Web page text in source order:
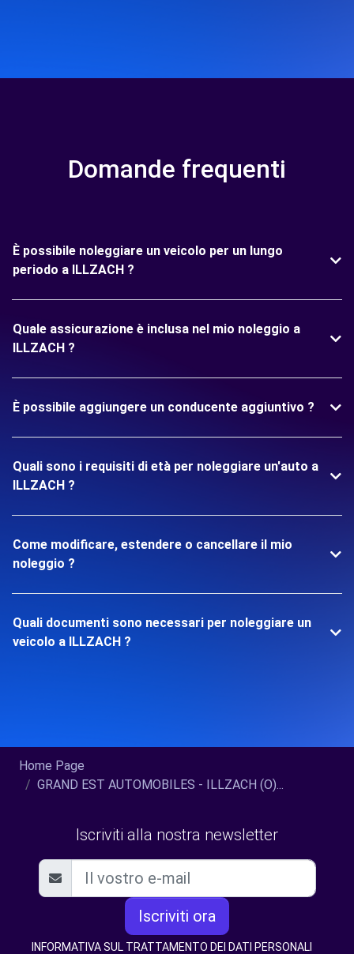
Domande frequenti
È possibile noleggiare un veicolo per un lungo
periodo a ILLZACH ?
Quale assicurazione è inclusa nel mio noleggio a
ILLZACH ?
È possibile aggiungere un conducente aggiuntivo ?
Quali sono i requisiti di età per noleggiare un'auto a
ILLZACH ?
Come modificare, estendere o cancellare il mio
noleggio ?
Quali documenti sono necessari per noleggiare un
veicolo a ILLZACH ?
Home Page
GRAND EST AUTOMOBILES - ILLZACH (O)...
Iscriviti alla nostra newsletter
Iscriviti ora
INFORMATIVA SUL TRATTAMENTO DEI DATI PERSONALI